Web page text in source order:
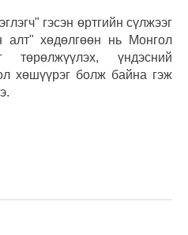
гэсэн өртгийн сүлжээг
алт" хөдөлгөөн нь Монгол
үндэсний
хөшүүрэг болж байна гэж